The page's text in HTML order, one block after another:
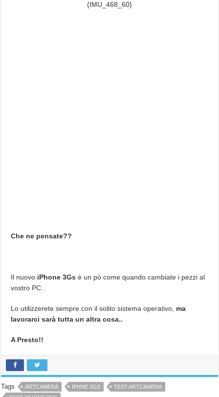
{IMU_468_60}
Che ne pensate??
Il nuovo iPhone 3Gs è un pò come quando cambiate i pezzi al
vostro PC..
Lo utilizzerete sempre con il solito sistema operativo, ma
lavorarci sarà tutta un altra cosa..
A Presto!!
Tags ARTCAMERA IPHNE 3GS
TEST ARTCAMERA